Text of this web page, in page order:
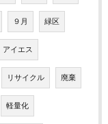
９月 緑区
イエス
リサイクル 廃棄
軽量化